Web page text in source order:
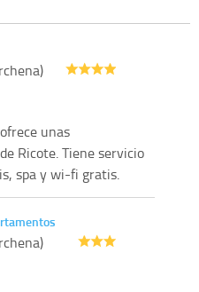
unas
Ricote. Tiene servicio
spa y wi-fi gratis.